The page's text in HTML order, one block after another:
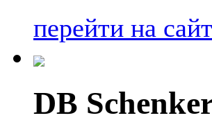
перейти на сайт
DB